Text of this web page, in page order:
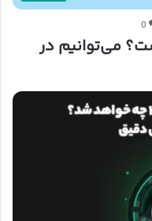
0
می‌توانیم در